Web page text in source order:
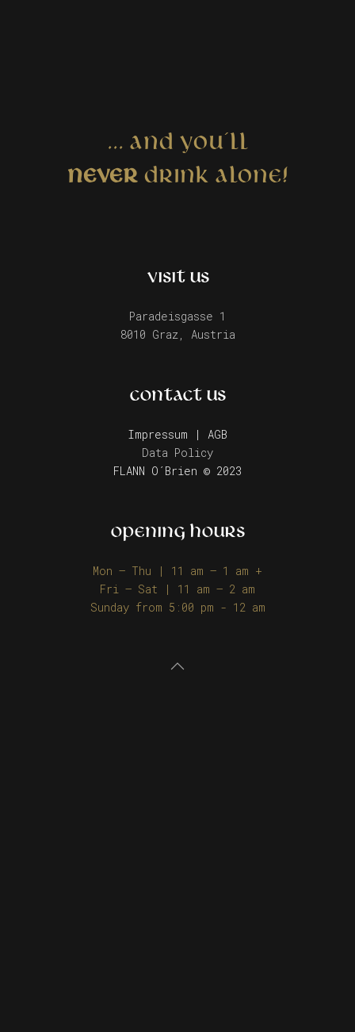
... AND YOU´LL
NEVERDRINK ALONE!
VISIT US
Paradeisgasse 1
8010 Graz, Austria
CONTACT US
Impressum | AGB
Data Policy
FLANN O´Brien © 2023
OPENING HOURS
Mon – Thu | 11 am – 1 am +
Fri – Sat | 11 am – 2 am
Sunday from 5:00 pm - 12 am